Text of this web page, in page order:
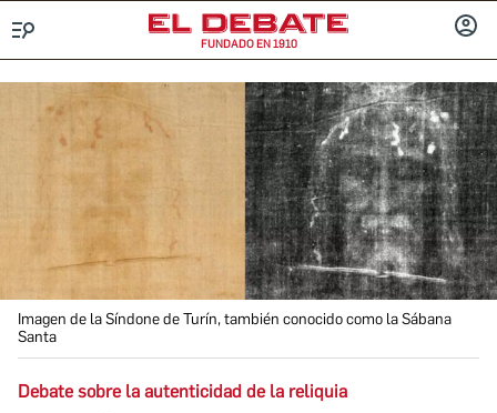
FUNDADO EN 1910
Imagen de la Síndone de Turín, también conocido como la Sábana
Santa
Debate sobre la autenticidad de la reliquia